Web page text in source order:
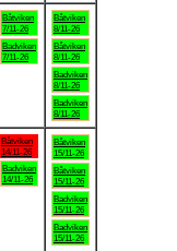
Båtviken
7/11-26
Badviken
7/11-26
Båtviken
8/11-26
Båtviken
8/11-26
Badviken
8/11-26
Badviken
8/11-26
Båtviken
14/11-26
Badviken
14/11-26
Båtviken
15/11-26
Båtviken
15/11-26
Badviken
15/11-26
Badviken
15/11-26